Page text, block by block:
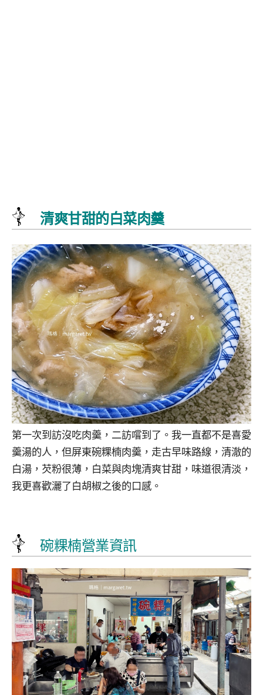
清爽甘甜的白菜肉羹
第一次到訪沒吃肉羹，二訪嚐到了。我一直都不是喜愛
羹湯的人，但屏東碗粿楠肉羹，走古早味路線，清澈的
白湯，芡粉很薄，白菜與肉塊清爽甘甜，味道很清淡，
我更喜歡灑了白胡椒之後的口感。
碗粿楠營業資訊